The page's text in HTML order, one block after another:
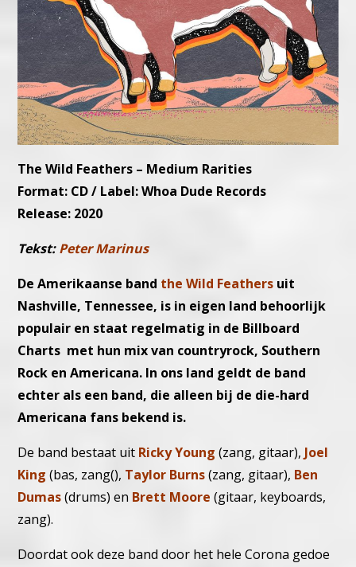
The Wild Feathers – Medium Rarities
Format: CD / Label: Whoa Dude Records
Release: 2020
Tekst:Peter Marinus
De Amerikaanse band the Wild Feathers uit
Nashville, Tennessee, is in eigen land behoorlijk
populair en staat regelmatig in de Billboard
Charts met hun mix van countryrock, Southern
Rock en Americana. In ons land geldt de band
echter als een band, die alleen bij de die-hard
Americana fans bekend is.
De band bestaat uit Ricky Young (zang, gitaar), Joel
King (bas, zang(), Taylor Burns(zang, gitaar), Ben
Dumas(drums) en Brett Moore (gitaar, keyboards,
zang).
Doordat ook deze band door het hele Corona gedoe